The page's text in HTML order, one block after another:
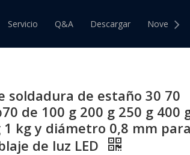
Barra de Estaño sin Plomo
Servicio Q&A Descargar Novedades
soldadura de estaño 30 70
de 100 g 200 g 250 g 400
1 kg y diámetro 0,8 mm para
de luz LED